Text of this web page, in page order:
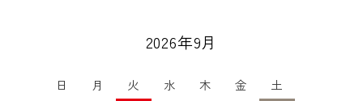
2026年9月
日 月 火 水 木 金
土